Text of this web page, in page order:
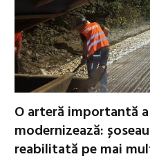
O arteră importantă
modernizează:
reabilitată pe mai